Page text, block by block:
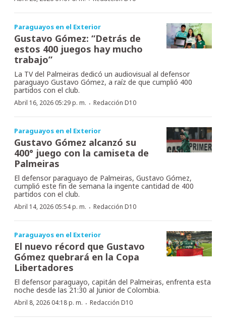
Paraguayos en el Exterior
Gustavo Gómez: “Detrás de
estos 400 juegos hay mucho
trabajo”
La TV del Palmeiras dedicó un audiovisual al defensor
paraguayo Gustavo Gómez, a raíz de que cumplió 400
partidos con el club.
Abril 16, 2026 05:29 p. m. · Redacción D10
Paraguayos en el Exterior
Gustavo Gómez alcanzó su
400° juego con la camiseta de
Palmeiras
El defensor paraguayo de Palmeiras, Gustavo Gómez,
cumplió este fin de semana la ingente cantidad de 400
partidos con el club.
Abril 14, 2026 05:54 p. m. · Redacción D10
Paraguayos en el Exterior
El nuevo récord que Gustavo
Gómez quebrará en la Copa
Libertadores
El defensor paraguayo, capitán del Palmeiras, enfrenta esta
noche desde las 21:30 al Junior de Colombia.
Abril 8, 2026 04:18 p. m. · Redacción D10